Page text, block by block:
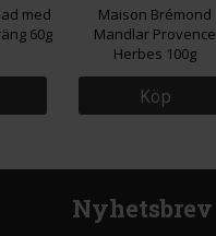
med
60g
Maison Brémond
Mandlar Provence
Herbes 100g
Köp
Nyhetsbrev